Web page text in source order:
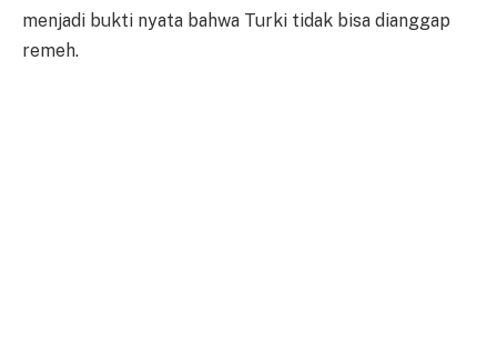
menjadi bukti nyata bahwa Turki tidak bisa dianggap
remeh.